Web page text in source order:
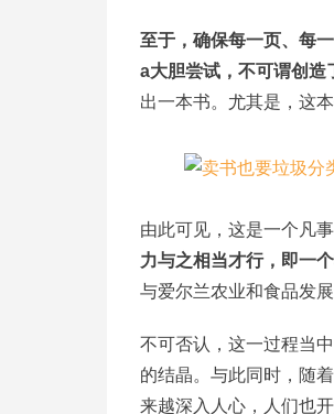
至于，确保每一页、每
a大胆尝试 ，不可谓创造
出一本书。尤其是，这
由此可见，这是一个凡
力与之相当才行，即一
与爱尔兰农业和食品发
不可否认，这一过程当
的结晶。与此同时，随
来越深入人心，人们也